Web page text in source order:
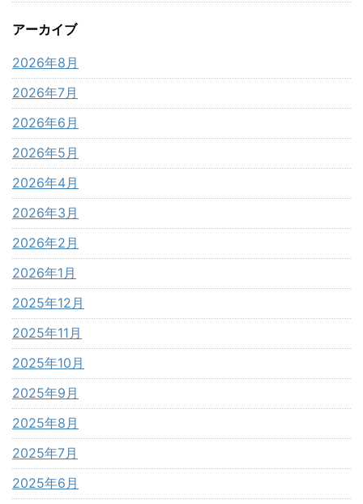
アーカイブ
2026年8月
2026年7月
2026年6月
2026年5月
2026年4月
2026年3月
2026年2月
2026年1月
2025年12月
2025年11月
2025年10月
2025年9月
2025年8月
2025年7月
2025年6月